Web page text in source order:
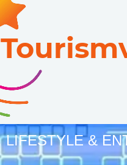
LIFESTYLE &